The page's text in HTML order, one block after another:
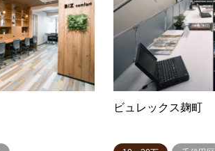
ビュレックス麹町